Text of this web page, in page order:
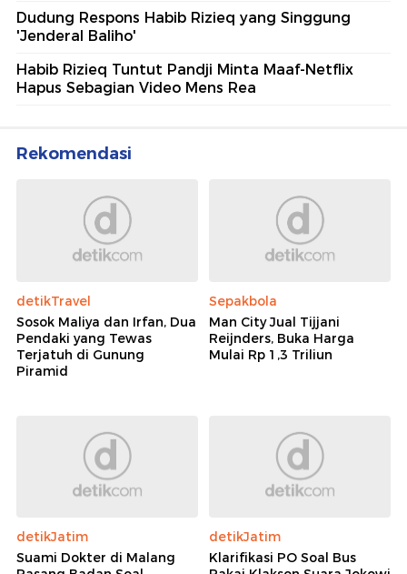
Dudung Respons Habib Rizieq yang Singgung
'Jenderal Baliho'
Habib Rizieq Tuntut Pandji Minta Maaf-Netflix
Hapus Sebagian Video Mens Rea
Rekomendasi
detikTravel
Sosok Maliya dan Irfan, Dua
Pendaki yang Tewas
Terjatuh di Gunung
Piramid
Sepakbola
Man City Jual Tijjani
Reijnders, Buka Harga
Mulai Rp 1,3 Triliun
detikJatim
Suami Dokter di Malang
detikJatim
Klarifikasi PO Soal Bus